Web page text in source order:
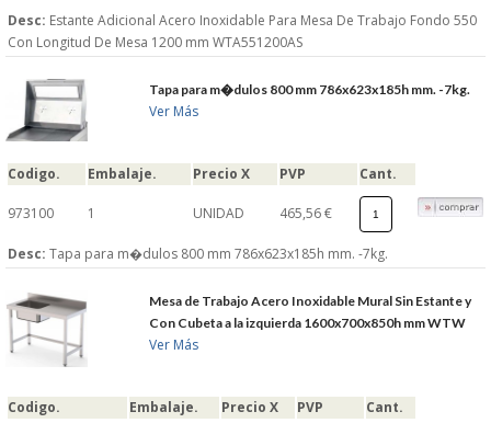
Desc: Estante Adicional Acero Inoxidable Para Mesa De Trabajo Fondo 550
Con Longitud De Mesa 1200 mm WTA551200AS
Tapa para m�dulos 800 mm 786x623x185h mm. -7kg.
Ver Más
Codigo. Embalaje. Precio X PVP Cant.
973100 1 UNIDAD 465,56 €
Desc: Tapa para m�dulos 800 mm 786x623x185h mm. -7kg.
Mesa de Trabajo Acero Inoxidable Mural Sin Estante y
Con Cubeta a la izquierda 1600x700x850h mm WTW
Ver Más
Codigo. Embalaje. Precio X PVP Cant.